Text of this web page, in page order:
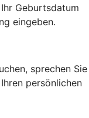
Geburtsdatum
eingeben.
sprechen Sie
persönlichen